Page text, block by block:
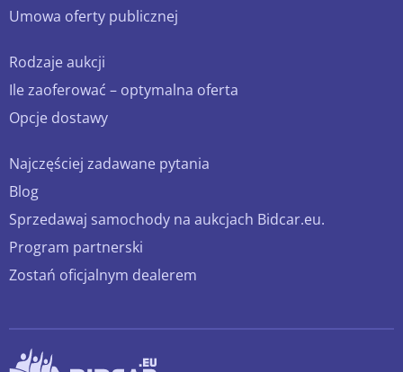
Umowa oferty publicznej
Rodzaje aukcji
Ile zaoferować – optymalna oferta
Opcje dostawy
Najczęściej zadawane pytania
Blog
Sprzedawaj samochody na aukcjach Bidcar.eu.
Program partnerski
Zostań oficjalnym dealerem